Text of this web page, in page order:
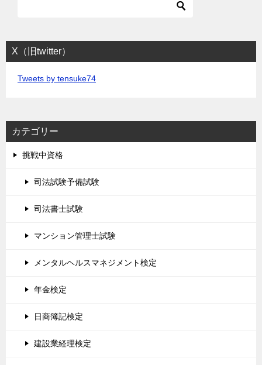
X（旧twitter）
Tweets by tensuke74
カテゴリー
挑戦中資格
司法試験予備試験
司法書士試験
マンション管理士試験
メンタルヘルスマネジメント検定
年金検定
日商簿記検定
建設業経理検定